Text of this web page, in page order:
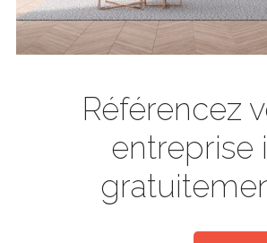
Référencez
entreprise